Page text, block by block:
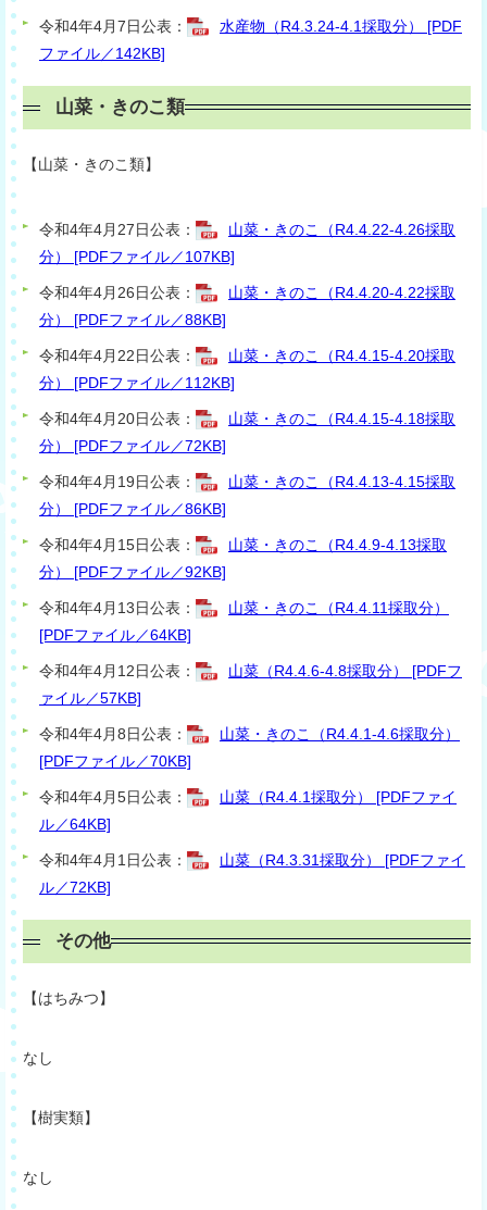
令和4年4月7日公表：
水産物（R4.3.24-4.1採取分） [PDF
ファイル／142KB]
山菜・きのこ類
【山菜・きのこ類】
令和4年4月27日公表：
山菜・きのこ（R4.4.22-4.26採取
分） [PDFファイル／107KB]
令和4年4月26日公表：
山菜・きのこ（R4.4.20-4.22採取
分） [PDFファイル／88KB]
令和4年4月22日公表：
山菜・きのこ（R4.4.15-4.20採取
分） [PDFファイル／112KB]
令和4年4月20日公表：
山菜・きのこ（R4.4.15-4.18採取
分） [PDFファイル／72KB]
令和4年4月19日公表：
山菜・きのこ（R4.4.13-4.15採取
分） [PDFファイル／86KB]
令和4年4月15日公表：
山菜・きのこ（R4.4.9-4.13採取
分） [PDFファイル／92KB]
令和4年4月13日公表：
山菜・きのこ（R4.4.11採取分）
[PDFファイル／64KB]
令和4年4月12日公表：
山菜（R4.4.6-4.8採取分） [PDFフ
ァイル／57KB]
令和4年4月8日公表：
山菜・きのこ（R4.4.1-4.6採取分）
[PDFファイル／70KB]
令和4年4月5日公表：
山菜（R4.4.1採取分） [PDFファイ
ル／64KB]
令和4年4月1日公表：
山菜（R4.3.31採取分） [PDFファイ
ル／72KB]
その他
【はちみつ】
なし
【樹実類】
なし